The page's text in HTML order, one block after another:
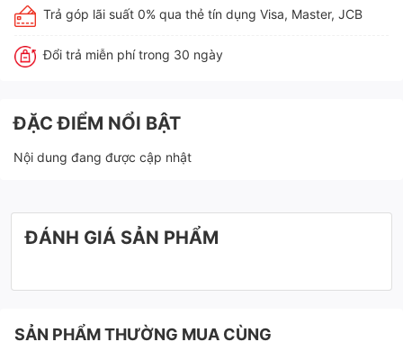
Trả góp lãi suất 0% qua thẻ tín dụng Visa, Master, JCB
Đổi trả miễn phí trong 30 ngày
ĐẶC ĐIỂM NỔI BẬT
Nội dung đang được cập nhật
ĐÁNH GIÁ SẢN PHẨM
SẢN PHẨM THƯỜNG MUA CÙNG